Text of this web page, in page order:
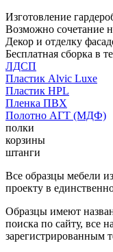
Изготовление
Возможно сочетание
Декор и отделку
Бесплатная сборка в
ЛДСП
Пластик Alvic Luxe
Пластик HPL
Пленка ПВХ
Полотно АГТ (МДФ)
полки
корзины
штанги
Все образцы мебели
проекту в
Образцы имеют
поиска по сайту, все
зарегистрированным